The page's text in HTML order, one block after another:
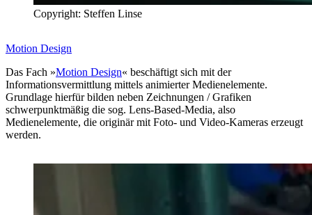
Copyright: Steffen Linse
Motion Design
Das Fach »Motion Design« beschäftigt sich mit der
Informationsvermittlung mittels animierter Medienelemente.
Grundlage hierfür bilden neben Zeichnungen / Grafiken
schwerpunktmäßig die sog. Lens-Based-Media, also
Medienelemente, die originär mit Foto- und Video-Kameras erzeugt
werden.